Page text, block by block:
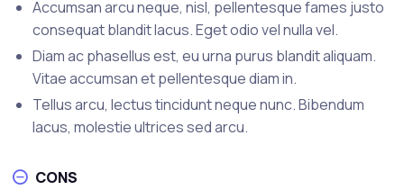
Accumsan arcu neque, nisl, pellentesque fames justo
consequat blandit lacus. Eget odio vel nulla vel.
Diam ac phasellus est, eu urna purus blandit aliquam.
Vitae accumsan et pellentesque diam in.
Tellus arcu, lectus tincidunt neque nunc. Bibendum
lacus, molestie ultrices sed arcu.
CONS